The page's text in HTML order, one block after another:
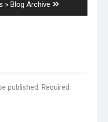
» Blog Archive
published. Required